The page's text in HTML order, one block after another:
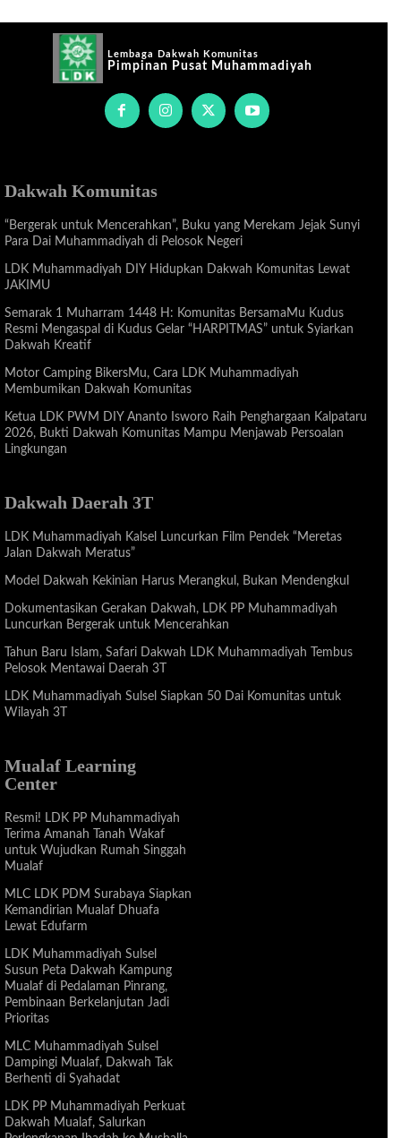
Lembaga Dakwah Komunitas
Pimpinan Pusat Muhammadiyah
Dakwah Komunitas
“Bergerak untuk Mencerahkan”, Buku yang Merekam Jejak Sunyi
Para Dai Muhammadiyah di Pelosok Negeri
LDK Muhammadiyah DIY Hidupkan Dakwah Komunitas Lewat
JAKIMU
Semarak 1 Muharram 1448 H: Komunitas BersamaMu Kudus
Resmi Mengaspal di Kudus Gelar “HARPITMAS” untuk Syiarkan
Dakwah Kreatif
Motor Camping BikersMu, Cara LDK Muhammadiyah
Membumikan Dakwah Komunitas
Ketua LDK PWM DIY Ananto Isworo Raih Penghargaan Kalpataru
2026, Bukti Dakwah Komunitas Mampu Menjawab Persoalan
Lingkungan
Dakwah Daerah 3T
LDK Muhammadiyah Kalsel Luncurkan Film Pendek “Meretas
Jalan Dakwah Meratus”
Model Dakwah Kekinian Harus Merangkul, Bukan Mendengkul
Dokumentasikan Gerakan Dakwah, LDK PP Muhammadiyah
Luncurkan Bergerak untuk Mencerahkan
Tahun Baru Islam, Safari Dakwah LDK Muhammadiyah Tembus
Pelosok Mentawai Daerah 3T
LDK Muhammadiyah Sulsel Siapkan 50 Dai Komunitas untuk
Wilayah 3T
Mualaf Learning
Center
Resmi! LDK PP Muhammadiyah
Terima Amanah Tanah Wakaf
untuk Wujudkan Rumah Singgah
Mualaf
MLC LDK PDM Surabaya Siapkan
Kemandirian Mualaf Dhuafa
Lewat Edufarm
LDK Muhammadiyah Sulsel
Susun Peta Dakwah Kampung
Mualaf di Pedalaman Pinrang,
Pembinaan Berkelanjutan Jadi
Prioritas
MLC Muhammadiyah Sulsel
Dampingi Mualaf, Dakwah Tak
Berhenti di Syahadat
LDK PP Muhammadiyah Perkuat
Dakwah Mualaf, Salurkan